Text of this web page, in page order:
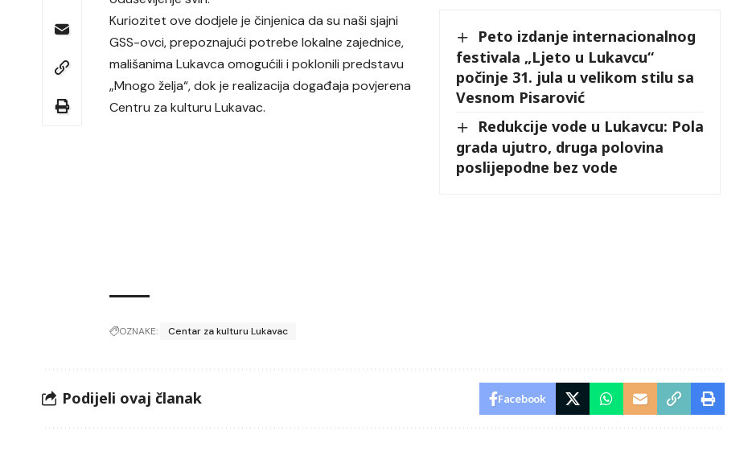
Peto izdanje internacionalnog
festivala „Ljeto u Lukavcu“
počinje 31. jula u velikom stilu sa
Vesnom Pisarović
Redukcije vode u Lukavcu: Pola
grada ujutro, druga polovina
poslijepodne bez vode
Kuriozitet ove dodjele je činjenica da su naši sjajni
GSS-ovci, prepoznajući potrebe lokalne zajednice,
mališanima Lukavca omogućili i poklonili predstavu
„Mnogo želja“, dok je realizacija događaja povjerena
Centru za kulturu Lukavac.
OZNAKE: Centar za kulturu Lukavac
Podijeli ovaj članak Facebook